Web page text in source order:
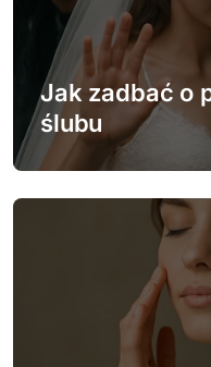
Jak zadbać o
ślubu